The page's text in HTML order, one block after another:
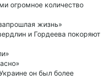
огромное количество
жизнь»
и Гордеева покоряют
он был более